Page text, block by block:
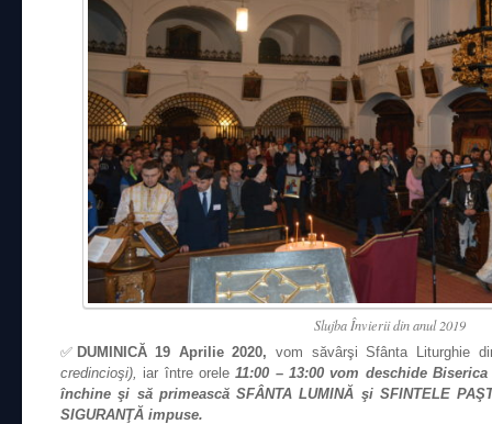
Slujba Învierii din anul 2019
✅ DUMINICĂ 19 Aprilie 2020, vom săvârşi Sfânta Liturghie
credincioşi),
iar între orele11:00 – 13:00 vom deschide
închine şi să primească SFÂNTA LUMINĂ şi SFINTELE
SIGURANŢĂ impuse.